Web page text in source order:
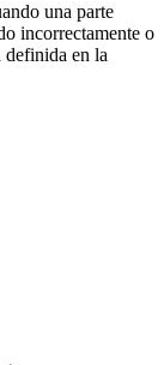
una parte
incorrectamente o
definida en la